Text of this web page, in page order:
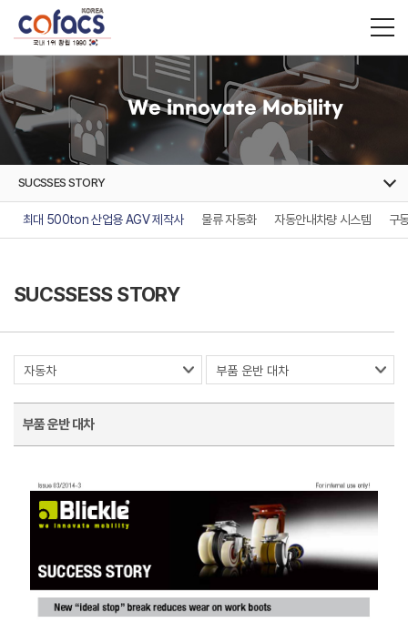
We innovate Mobility
SUCSSES STORY
최대 500ton 산업용 AGV 제작사 물류 자동화 자동안내차량 시스템 구
SUCSSESS STORY
부품 운반 대차